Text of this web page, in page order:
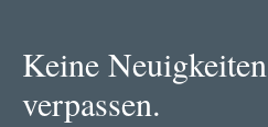
Keine Neuigkeiten
verpassen.